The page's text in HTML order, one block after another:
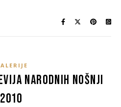
narodnih nošnji
2010